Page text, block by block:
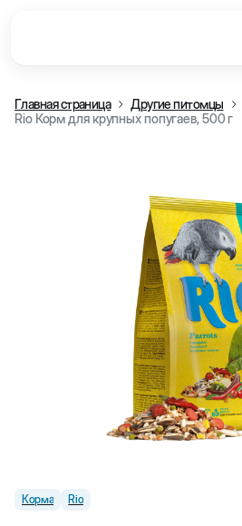
Главная страница Другие питомцы
Rio Корм для крупных попугаев, 500 г
Корма Rio